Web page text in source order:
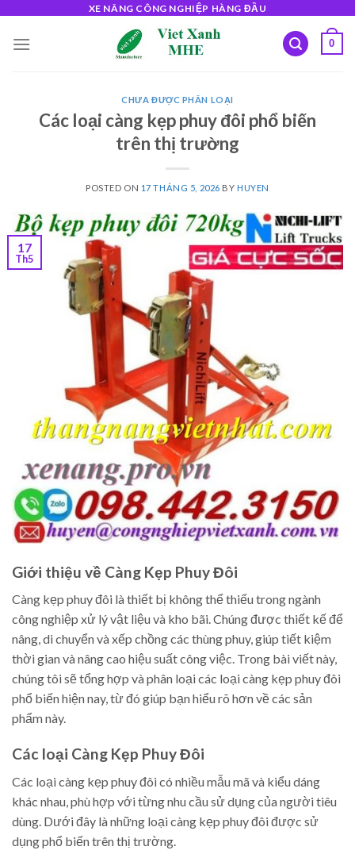
content
XE NÂNG CÔNG NGHIỆP HÀNG ĐẦU
0
CHƯA ĐƯỢC PHÂN LOẠI
Các loại càng kẹp phuy đôi phổ biến
trên thị trường
POSTED ON 17 THÁNG 5, 2026 BY HUYEN
17
Th5
Giới thiệu về Càng Kẹp Phuy Đôi
Càng kẹp phuy đôi là thiết bị không thể thiếu trong ngành
công nghiệp xử lý vật liệu và kho bãi. Chúng được thiết kế để
nâng, di chuyển và xếp chồng các thùng phuy, giúp tiết kiệm
thời gian và nâng cao hiệu suất công việc. Trong bài viết này,
chúng tôi sẽ tổng hợp và phân loại các loại càng kẹp phuy đôi
phổ biến hiện nay, từ đó giúp bạn hiểu rõ hơn về các sản
phẩm này.
Các loại Càng Kẹp Phuy Đôi
Các loại càng kẹp phuy đôi có nhiều mẫu mã và kiểu dáng
khác nhau, phù hợp với từng nhu cầu sử dụng của người tiêu
dùng. Dưới đây là những loại càng kẹp phuy đôi được sử
dụng phổ biến trên thị trường.